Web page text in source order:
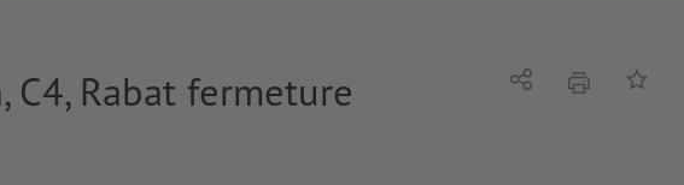
Rabat fermeture
Partagerimprimer